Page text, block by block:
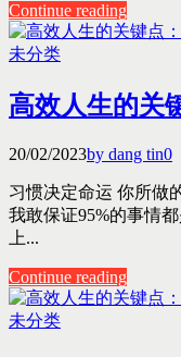
Continue reading
未分类
高效人生的关
20/02/2023by dang tin0
习惯决定命运 你所做
我敢保证95%的事情
上...
Continue reading
未分类